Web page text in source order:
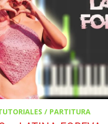
/ PARTITURA